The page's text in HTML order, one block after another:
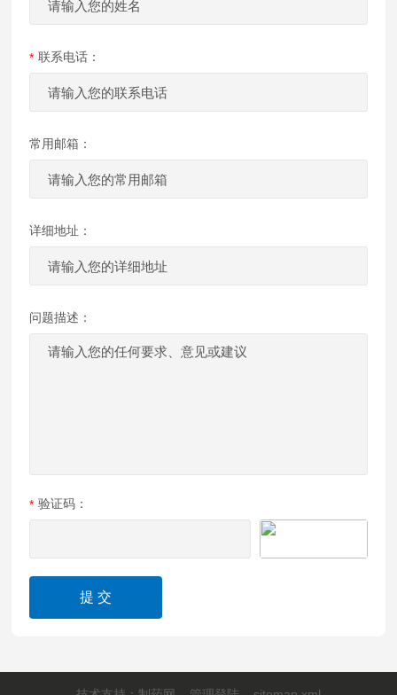
联系电话：
常用邮箱：
详细地址：
问题描述：
验证码：